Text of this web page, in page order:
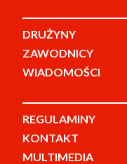
DRUŻYNY
ZAWODNICY
WIADOMOŚCI
REGULAMINY
KONTAKT
MULTIMEDIA